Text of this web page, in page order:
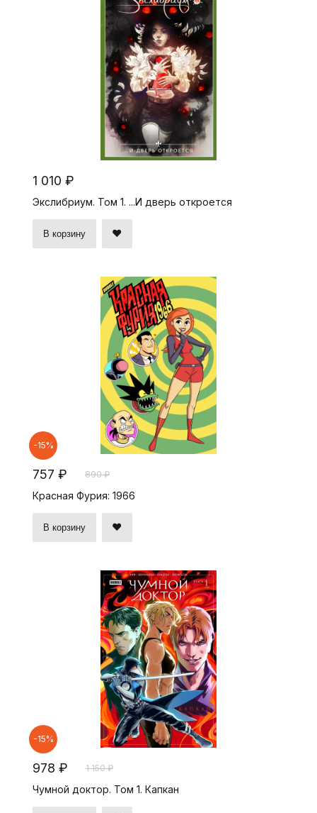
1 010 ₽
Экслибриум. Том 1. ...И дверь откроется
В корзину
-15%
757 ₽ 890 ₽
Красная Фурия: 1966
В корзину
-15%
978 ₽ 1 150 ₽
Чумной доктор. Том 1. Капкан